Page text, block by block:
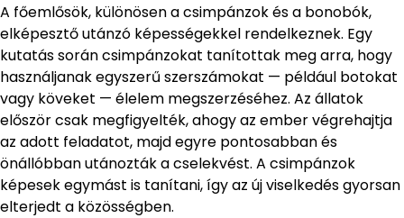
A főemlősök, különösen a csimpánzok és a bonobók,
elképesztő utánzó képességekkel rendelkeznek. Egy
kutatás során csimpánzokat tanítottak meg arra, hogy
használjanak egyszerű szerszámokat — például botokat
vagy köveket — élelem megszerzéséhez. Az állatok
először csak megfigyelték, ahogy az ember végrehajtja
az adott feladatot, majd egyre pontosabban és
önállóbban utánozták a cselekvést. A csimpánzok
képesek egymást is tanítani, így az új viselkedés gyorsan
elterjedt a közösségben.